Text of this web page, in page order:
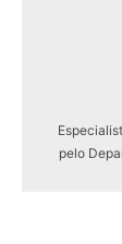
pelo